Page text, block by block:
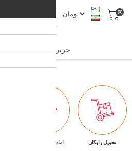
(0)
/ حریر / حریر کارشده
آماده تحویل فوری تحویل رایگان